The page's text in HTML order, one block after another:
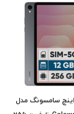
(اعتباری اسنپ
پی)
تبلت ۱۱ اینچ سامسونگ مدل